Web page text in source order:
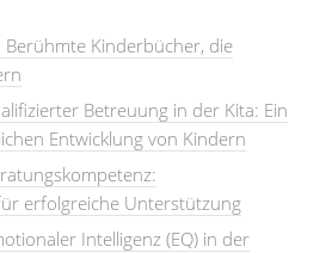
Berühmte Kinderbücher, die
Betreuung in der Kita: Ein
Entwicklung von Kindern
erfolgreiche Unterstützung
Intelligenz (EQ) in der